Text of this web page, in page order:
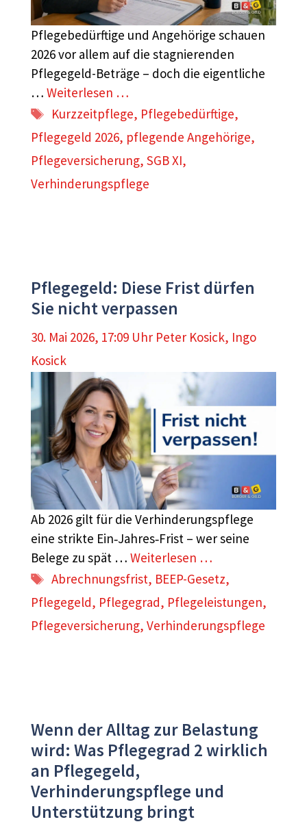
Pflegebedürftige und Angehörige schauen
2026 vor allem auf die stagnierenden
Pflegegeld-Beträge – doch die eigentliche
… Weiterlesen …
Schlagwörter
Kurzzeitpflege, Pflegebedürftige,
Pflegegeld 2026, pflegende Angehörige,
Pflegeversicherung, SGB XI,
Verhinderungspflege
Pflegegeld: Diese Frist dürfen
Sie nicht verpassen
30. Mai 2026, 17:09 Uhr Peter Kosick, Ingo
Kosick
Ab 2026 gilt für die Verhinderungspflege
eine strikte Ein‑Jahres‑Frist – wer seine
Belege zu spät … Weiterlesen …
Schlagwörter
Abrechnungsfrist, BEEP-Gesetz,
Pflegegeld, Pflegegrad, Pflegeleistungen,
Pflegeversicherung, Verhinderungspflege
Wenn der Alltag zur Belastung
wird: Was Pflegegrad 2 wirklich
an Pflegegeld,
Verhinderungspflege und
Unterstützung bringt